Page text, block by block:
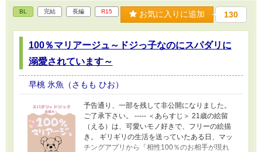
BL 完結 長編 R15 お気に入りに追加 130
100％マリアージュ～ドジっ子なのにスパダリに
溺愛されています～
早桃 氷魚（さもも ひお）
予告通り、一部を残して非公開になりました。
ご了承下さい。 ----- ＜あらすじ＞ 21歳の絵留
（える）は、可愛いモノ好きで、フリーの絵描
き。 ギリギリの生活を送っていたある日、マッ
チングアプリから「相性100％のお相手が現れ